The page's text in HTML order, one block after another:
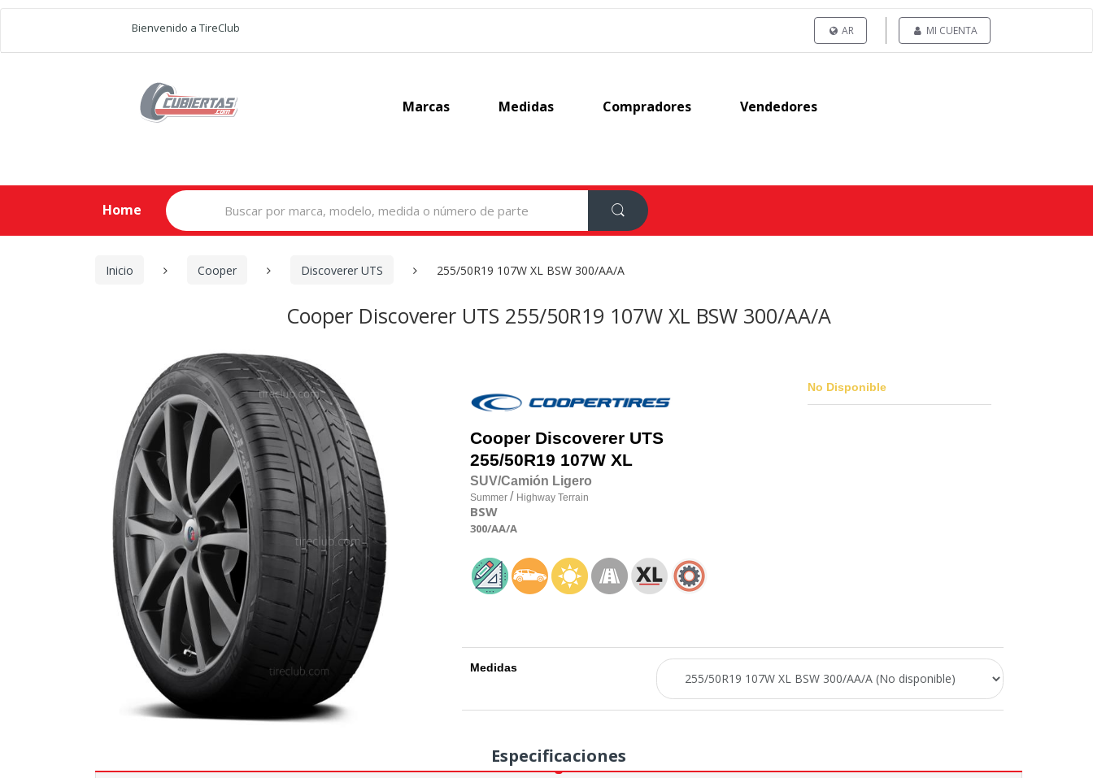
Bienvenido a TireClub AR MI CUENTA
Marcas Medidas Compradores Vendedores
Home
Search
for:
Inicio Cooper Discoverer UTS 255/50R19 107W XL BSW 300/AA/A
Cooper Discoverer UTS 255/50R19 107W XL BSW 300/AA/A
Cooper Discoverer UTS
255/50R19 107W XL
SUV/Camión Ligero
Summer / Highway Terrain
BSW
300/AA/A
No Disponible
Medidas
Especificaciones